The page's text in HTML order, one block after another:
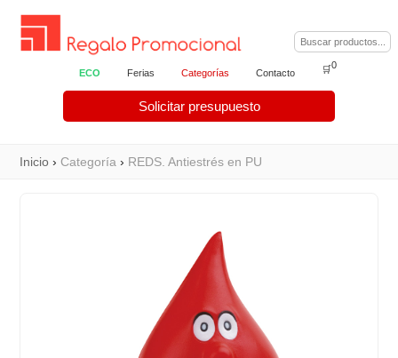
ECO Ferias Categorías Contacto
Solicitar presupuesto
🛒0
Inicio ›Categoría › REDS. Antiestrés en PU